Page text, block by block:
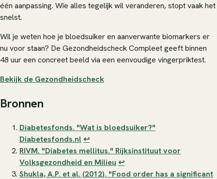
één aanpassing. Wie alles tegelijk wil veranderen, stopt vaak het
snelst.
Wil je weten hoe je bloedsuiker en aanverwante biomarkers er
nu voor staan? De Gezondheidscheck Compleet geeft binnen
48 uur een concreet beeld via een eenvoudige vingerpriktest.
Bekijk de Gezondheidscheck
Bronnen
Diabetesfonds. "Wat is bloedsuiker?"
Diabetesfonds.nl ↩
RIVM. "Diabetes mellitus." Rijksinstituut voor
Volksgezondheid en Milieu ↩
Shukla, A.P. et al. (2012). "Food order has a significant